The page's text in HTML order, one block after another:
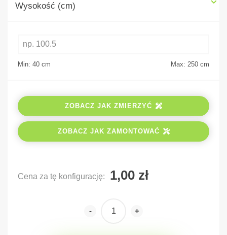
Wysokość (cm)
Min: 40 cm Max: 250 cm
ZOBACZ JAK ZMIERZYĆ
ZOBACZ JAK ZAMONTOWAĆ
Cena za tę konfigurację:
- +